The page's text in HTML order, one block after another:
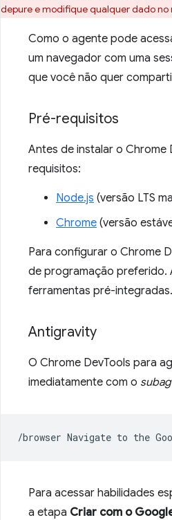
depure e modifique qualquer dado no
Como o agente pode
um navegador com uma
que você não quer
Pré-requisitos
Antes de instalar o Chrome
requisitos:
Node.js (versão LTS
Chrome (versão
Para configurar o Chrome
de programação preferido.
ferramentas pré-integradas.
Antigravity
O Chrome DevTools para
imediatamente com o
/browser Navigate to the
Para acessar habilidades
a etapa Criar com o